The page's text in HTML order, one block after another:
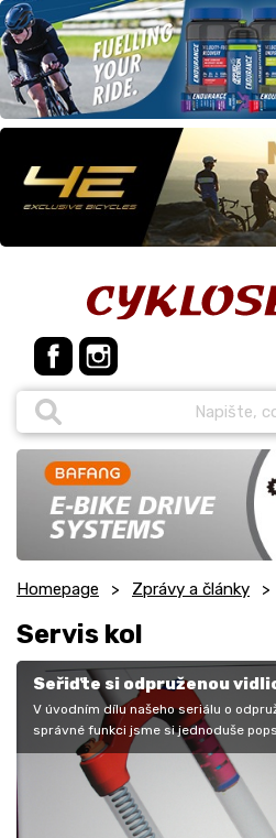
Homepage Zprávy a články
Servis kol
Seřiďte si odpruženou
V úvodním dílu našeho seriálu o
správné funkci jsme si jednoduše
jednotlivé…